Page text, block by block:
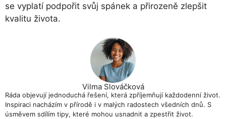
se vyplatí podpořit svůj spánek a přirozeně zlepšit
kvalitu života.
Vilma Slováčková
Ráda objevují jednoduchá řešení, která zpříjemňují každodenní život.
Inspiraci nacházím v přírodě i v malých radostech všedních dnů. S
úsměvem sdílím tipy, které mohou usnadnit a zpestřit život.